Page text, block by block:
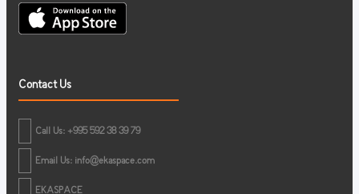
Contact Us
Call Us: +995 592 38 39 79
Email Us: info@ekaspace.com
EKASPACE